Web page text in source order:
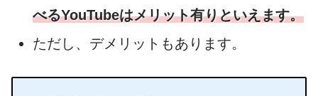
べるYouTubeはメリット有りといえます。
ただし、デメリットもあります。